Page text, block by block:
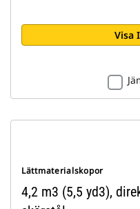
Visa
Lättmaterialskopor
4,2 m3 (5,5 yd3),